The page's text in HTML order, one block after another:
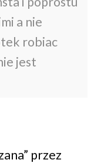
a nie
robiac
jest
przez